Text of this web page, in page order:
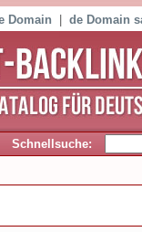
Domain de Domain
Schnellsuche: